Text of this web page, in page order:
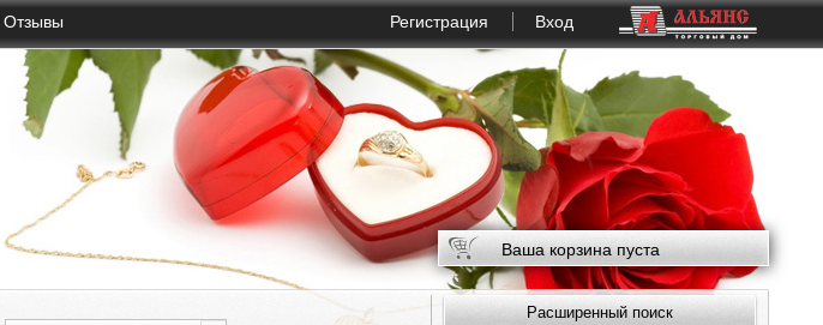
Отзывы Регистрация Вход
Ваша корзина пуста
Расширенный поиск